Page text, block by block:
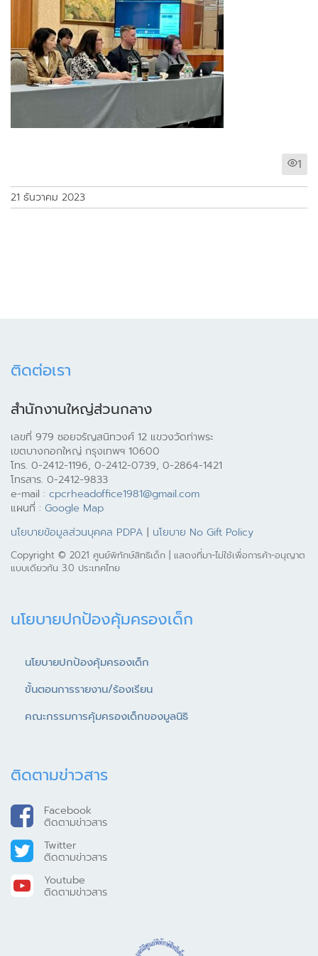
1
21 ธันวาคม 2023
ติดต่อเรา
สำนักงานใหญ่ส่วนกลาง
เลขที่ 979 ซอยจรัญสนิทวงศ์ 12 แขวงวัดท่าพระ
เขตบางกอกใหญ่ กรุงเทพฯ 10600
โทร. 0-2412-1196, 0-2412-0739, 0-2864-1421
โทรสาร. 0-2412-9833
e-mail : cpcrheadoffice1981@gmail.com
แผนที่ : Google Map
นโยบายข้อมูลส่วนบุคคล PDPA | นโยบาย No Gift Policy
Copyright © 2021 ศูนย์พิทักษ์สิทธิเด็ก | แสดงที่มา-ไม่ใช้เพื่อการค้า-อนุญาต
แบบเดียวกัน 3.0 ประเทศไทย
นโยบายปกป้องคุ้มครองเด็ก
นโยบายปกป้องคุ้มครองเด็ก
ขั้นตอนการรายงาน/ร้องเรียน
คณะกรรมการคุ้มครองเด็กของมูลนิธิ
ติดตามข่าวสาร
Facebook
ติดตามข่าวสาร
Twitter
ติดตามข่าวสาร
Youtube
ติดตามข่าวสาร